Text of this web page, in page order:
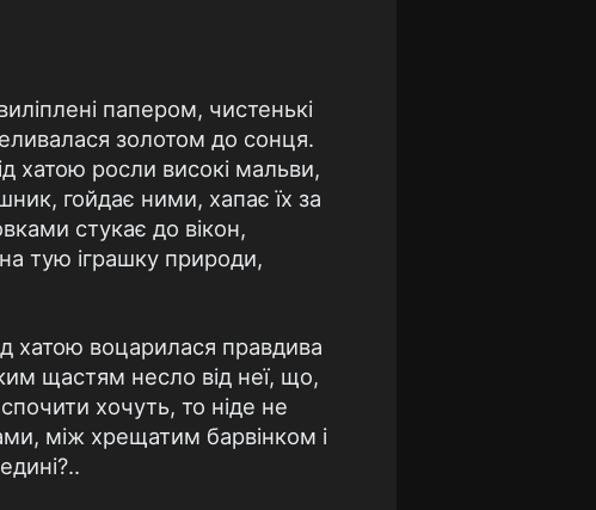
папером, чистенькі
золотом до сонця.
хатою росли високі мальви,
гойдає ними, хапає їх за
стукає до вікон,
тую іграшку природи,
хатою воцарилася правдива
щастям несло від неї, що,
хочуть, то ніде не
між хрещатим барвінком і